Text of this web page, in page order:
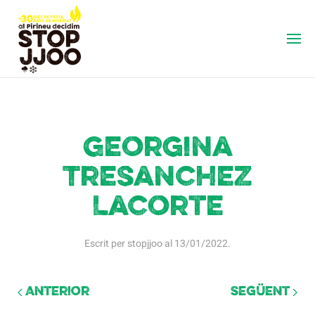
Georgina
Tresanchez
Lacorte
Escrit perstopjjooal13/01/2022.
Anterior Següent